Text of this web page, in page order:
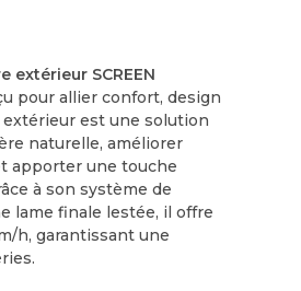
extérieur SCREEN
pour allier confort, design
est une solution
naturelle, améliorer
apporter une touche
à son système de
lame finale lestée, il offre
h, garantissant une